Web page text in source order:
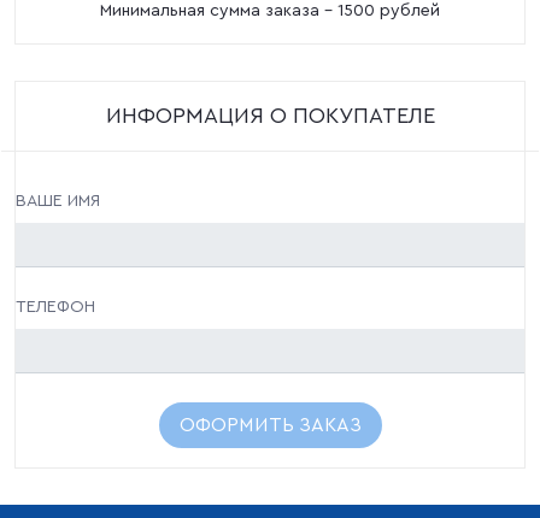
Минимальная сумма заказа - 1500 рублей
ИНФОРМАЦИЯ О ПОКУПАТЕЛЕ
ВАШЕ ИМЯ
ТЕЛЕФОН
ОФОРМИТЬ ЗАКАЗ